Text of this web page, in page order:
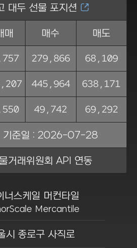
대두 선물 포지션 Ằ
매 매수 매도
279,866 68,109
445,964 638,171
49,742 69,292
기준일 : 2026-07-28
거래위원회 API 연동
너스케일 머컨타일
Mercantile
시 종로구 사직로